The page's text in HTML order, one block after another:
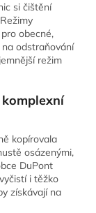
si čištění
obecné,
odstraňování
režim
kopírovala
osázenými,
DuPont
i těžko
získávají na